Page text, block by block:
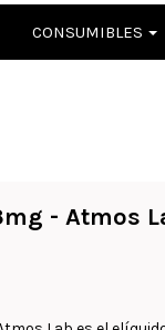
CONSUMIBLES
- Atmos